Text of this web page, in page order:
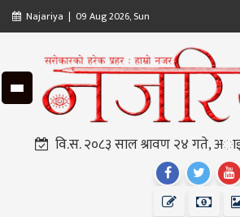
Skip
to
content
Najariya | 09 Aug 2026, Sun
वि.स. २०८३ साल श्रावण २४ गते,
Find
Us
Find
Us